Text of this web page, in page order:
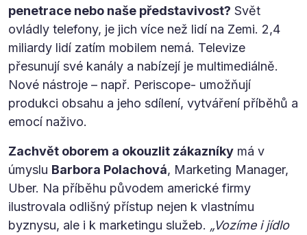
penetrace nebo naše představivost? Svět
ovládly telefony, je jich více než lidí na Zemi. 2,4
miliardy lidí zatím mobilem nemá. Televize
přesunují své kanály a nabízejí je multimediálně.
Nové nástroje – např. Periscope- umožňují
produkci obsahu a jeho sdílení, vytváření příběhů a
emocí naživo.
Zachvět oborem a okouzlit zákazníky má v
úmyslu Barbora Polachová, Marketing Manager,
Uber. Na příběhu původem americké firmy
ilustrovala odlišný přístup nejen k vlastnímu
byznysu, ale i k marketingu služeb. „Vozíme i jídlo